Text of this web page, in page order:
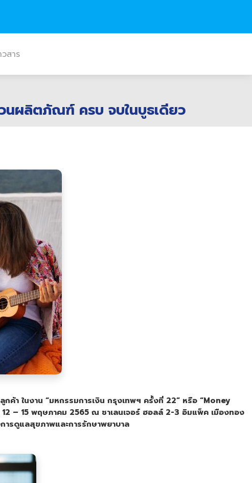
วสาร
นผลิตภัณฑ์ ครบ จบในบูธเดียว
า ในงาน “มหกรรมการเงิน กรุงเทพฯ ครั้งที่ 22” หรือ “Money
12 – 15 พฤษภาคม 2565 ณ ชาเลนเจอร์ ฮอลล์ 2-3 อิมแพ็ค เมืองทอง
ารดูแลสุขภาพและการรักษาพยาบาล